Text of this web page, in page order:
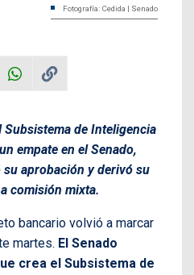
Fotografía: Cedida | Senado
Subsistema de Inteligencia
empate en el Senado,
aprobación y derivó su
comisión mixta.
bancario volvió a marcar
martes. El Senado
crea el Subsistema de